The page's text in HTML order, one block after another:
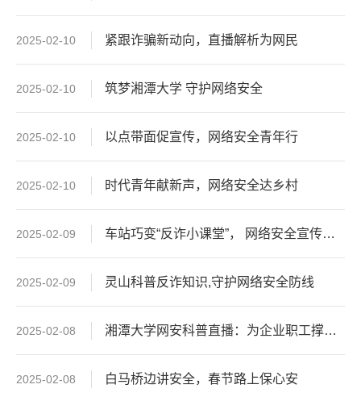
2025-02-10 紧跟诈骗新动向，直播解析为网民
2025-02-10 筑梦湘潭大学 守护网络安全
2025-02-10 以点带面促宣传，网络安全青年行
2025-02-10 时代青年献新声，网络安全达乡村
2025-02-09 车站巧变“反诈小课堂”， 网络安全宣传在行动
2025-02-09 灵山科普反诈知识,守护网络安全防线
2025-02-08 湘潭大学网安科普直播：为企业职工撑起网络“保护伞”
2025-02-08 白马桥边讲安全，春节路上保心安